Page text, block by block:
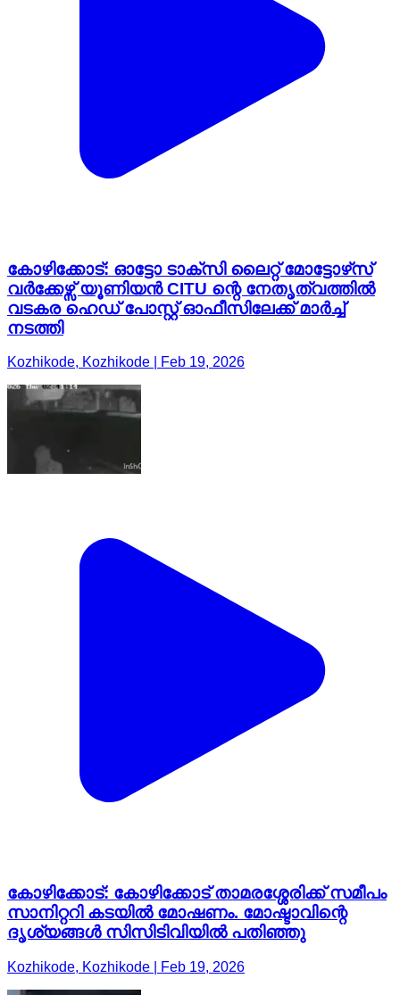
കോഴിക്കോട്: ഓട്ടോ ടാക്സി ലൈറ്റ് മോട്ടോഴ്‌സ്
വർക്കേഴ്സ് യൂണിയൻ CITU ന്റെ നേതൃത്വത്തിൽ
വടകര ഹെഡ് പോസ്റ്റ് ഓഫീസിലേക്ക് മാർച്ച്
നടത്തി
Kozhikode, Kozhikode | Feb 19, 2026
കോഴിക്കോട്: കോഴിക്കോട് താമരശ്ശേരിക്ക് സമീപം
സാനിറ്ററി കടയിൽ മോഷണം. മോഷ്ടാവിന്റെ
ദൃശ്യങ്ങൾ സിസിടിവിയിൽ പതിഞ്ഞു
Kozhikode, Kozhikode | Feb 19, 2026